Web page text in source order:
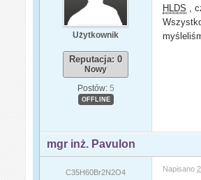
Użytkownik
Reputacja: 0
Nowy
Postów: 5
OFFLINE
HLDS ,
mgr inż. Pavulon
C35H60Br2N2O4 Napisano